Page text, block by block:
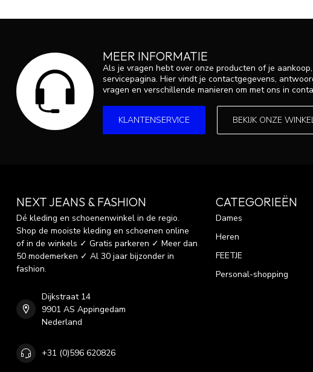
MEER INFORMATIE
Als je vragen hebt over onze producten of je
servicepagina. Hier vindt je contactgegevens,
vragen en verschillende manieren om met ons in
KLANTENSERVICE BEKIJK ONZE
NEXT JEANS & FASHION
Dé kleding en schoenenwinkel in de regio.
Shop de mooiste kleding en schoenen online
of in de winkels ✓ Gratis parkeren ✓ Meer dan
50 modemerken ✓ Al 30 jaar bijzonder in
fashion.
Dijkstraat 14
9901 AS Appingedam
Nederland
+31 (0)596 620826
CATEGORIEËN
Dames
Heren
FEETJE
Personal-shopping